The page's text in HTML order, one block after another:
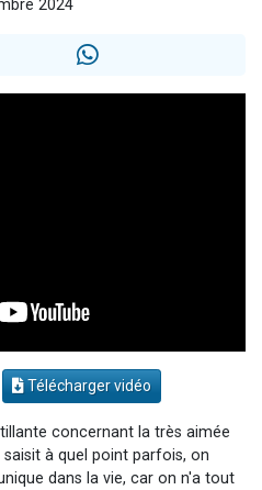
places pour étudier en groupe sur Zoom
musiques dans Torah-Box Music
2024
Télécharger vidéo
concernant la très aimée
à quel point parfois, on
dans la vie, car on n'a tout